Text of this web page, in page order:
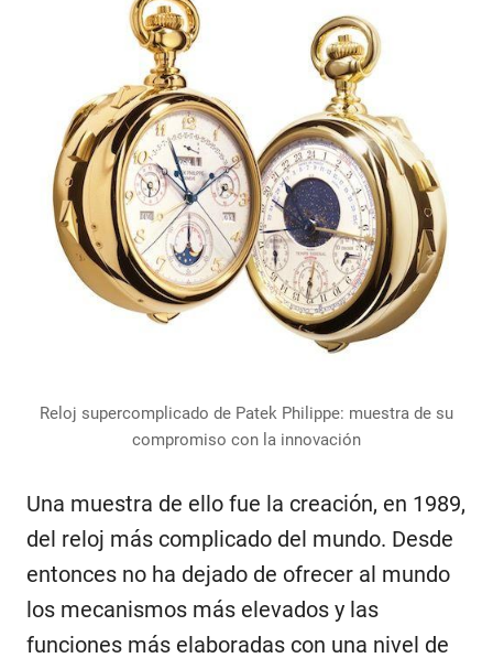
Reloj supercomplicado de Patek Philippe: muestra de su
compromiso con la innovación
Una muestra de ello fue la creación, en 1989,
del reloj más complicado del mundo. Desde
entonces no ha dejado de ofrecer al mundo
los mecanismos más elevados y las
funciones más elaboradas con una nivel de